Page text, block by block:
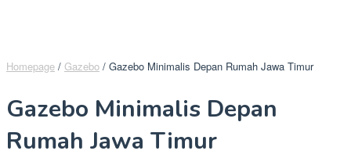
Homepage / Gazebo / Gazebo Minimalis Depan Rumah Jawa Timur
Gazebo Minimalis Depan
Rumah Jawa Timur